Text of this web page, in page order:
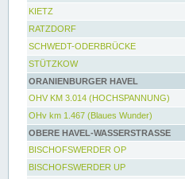
KIETZ
RATZDORF
SCHWEDT-ODERBRÜCKE
STÜTZKOW
ORANIENBURGER HAVEL
OHV KM 3.014 (HOCHSPANNUNG)
OHv km 1.467 (Blaues Wunder)
OBERE HAVEL-WASSERSTRASSE
BISCHOFSWERDER OP
BISCHOFSWERDER UP